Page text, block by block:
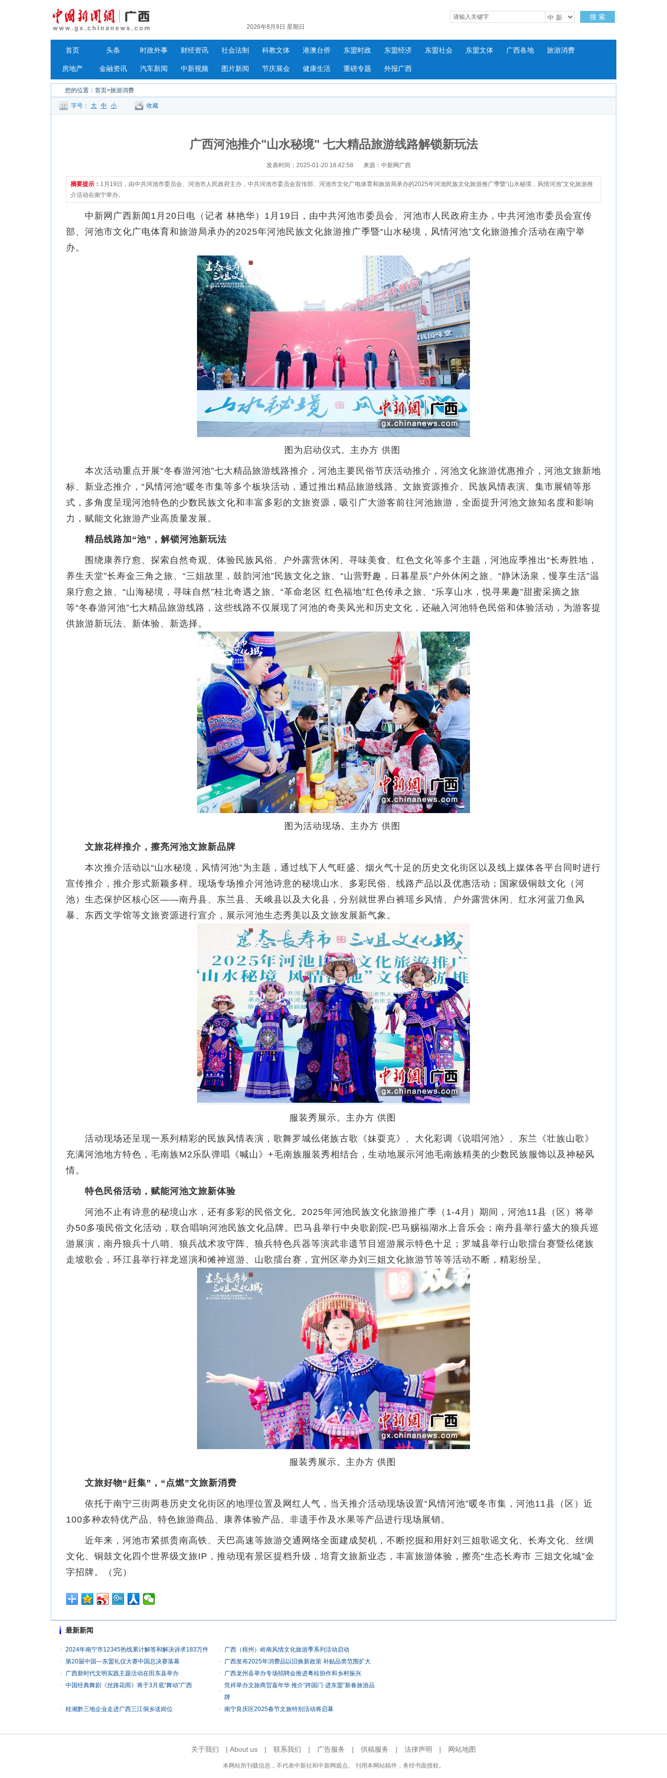
2026年8月9日 星期日
搜 索
首页 头条 时政外事 财经资讯 社会法制 科教文体 港澳台侨 东盟时政 东盟经济 东盟社会 东盟文体 广西各地 旅游消费
房地产 金融资讯 汽车新闻 中新视频 图片新闻 节庆展会 健康生活 重磅专题 外报广西
您的位置： 首页>旅游消费
字号： 大 中 小 收藏
广西河池推介"山水秘境" 七大精品旅游线路解锁新玩法
发表时间：2025-01-20 18:42:58 来源：中新网广西
摘要提示： 1月19日，由中共河池市委员会、河池市人民政府主办，中共河池市委员会宣传部、河池市文化广电体育和旅游局承办的2025年河池民族文化旅游推广季暨“山水秘境，风情河池”文化旅游推
介活动在南宁举办。
中新网广西新闻1月20日电（记者 林艳华）1月19日，由中共河池市委员会、河池市人民政府主办，中共河池市委员会宣传
部、河池市文化广电体育和旅游局承办的2025年河池民族文化旅游推广季暨“山水秘境，风情河池”文化旅游推介活动在南宁举
办。
图为启动仪式。主办方 供图
本次活动重点开展“冬春游河池”七大精品旅游线路推介，河池主要民俗节庆活动推介，河池文化旅游优惠推介，河池文旅新地
标、新业态推介，“风情河池”暖冬市集等多个板块活动，通过推出精品旅游线路、文旅资源推介、民族风情表演、集市展销等形
式，多角度呈现河池特色的少数民族文化和丰富多彩的文旅资源，吸引广大游客前往河池旅游，全面提升河池文旅知名度和影响
力，赋能文化旅游产业高质量发展。
精品线路加“池”，解锁河池新玩法
围绕康养疗愈、探索自然奇观、体验民族风俗、户外露营休闲、寻味美食、红色文化等多个主题，河池应季推出“长寿胜地，
养生天堂”长寿金三角之旅、“三姐故里，鼓韵河池”民族文化之旅、“山营野趣，日暮星辰”户外休闲之旅、“静沐汤泉，慢享生活”温
泉疗愈之旅、“山海秘境，寻味自然”桂北奇遇之旅、“革命老区 红色福地”红色传承之旅、“乐享山水，悦寻果趣”甜蜜采摘之旅
等“冬春游河池”七大精品旅游线路，这些线路不仅展现了河池的奇美风光和历史文化，还融入河池特色民俗和体验活动，为游客提
供旅游新玩法、新体验、新选择。
图为活动现场。主办方 供图
文旅花样推介，擦亮河池文旅新品牌
本次推介活动以“山水秘境，风情河池”为主题，通过线下人气旺盛、烟火气十足的历史文化街区以及线上媒体各平台同时进行
宣传推介，推介形式新颖多样。现场专场推介河池诗意的秘境山水、多彩民俗、线路产品以及优惠活动；国家级铜鼓文化（河
池）生态保护区核心区——南丹县、东兰县、天峨县以及大化县，分别就世界白裤瑶乡风情、户外露营休闲、红水河蓝刀鱼风
暴、东西文学馆等文旅资源进行宣介，展示河池生态秀美以及文旅发展新气象。
服装秀展示。主办方 供图
活动现场还呈现一系列精彩的民族风情表演，歌舞罗城仫佬族古歌《妹耍克》、大化彩调《说唱河池》、东兰《壮族山歌》
充满河池地方特色，毛南族M2乐队弹唱《喊山》+毛南族服装秀相结合，生动地展示河池毛南族精美的少数民族服饰以及神秘风
情。
特色民俗活动，赋能河池文旅新体验
河池不止有诗意的秘境山水，还有多彩的民俗文化。2025年河池民族文化旅游推广季（1-4月）期间，河池11县（区）将举
办50多项民俗文化活动，联合唱响河池民族文化品牌。巴马县举行中央歌剧院-巴马赐福湖水上音乐会；南丹县举行盛大的狼兵巡
游展演，南丹狼兵十八哨、狼兵战术攻守阵、狼兵特色兵器等演武非遗节目巡游展示特色十足；罗城县举行山歌擂台赛暨仫佬族
走坡歌会，环江县举行祥龙巡演和傩神巡游、山歌擂台赛，宜州区举办刘三姐文化旅游节等等活动不断，精彩纷呈。
服装秀展示。主办方 供图
文旅好物“赶集”，“点燃”文旅新消费
依托于南宁三街两巷历史文化街区的地理位置及网红人气，当天推介活动现场设置“风情河池”暖冬市集，河池11县（区）近
100多种农特优产品、特色旅游商品、康养体验产品、非遗手作及水果等产品进行现场展销。
近年来，河池市紧抓贵南高铁、天巴高速等旅游交通网络全面建成契机，不断挖掘和用好刘三姐歌谣文化、长寿文化、丝绸
文化、铜鼓文化四个世界级文旅IP，推动现有景区提档升级，培育文旅新业态，丰富旅游体验，擦亮“生态长寿市 三姐文化城”金
字招牌。（完）
最新新闻
2024年南宁市12345热线累计解答和解决诉求183万件
广西（梧州）岭南风情文化旅游季系列活动启动
第20届中国—东盟礼仪大赛中国总决赛落幕
广西发布2025年消费品以旧换新政策 补贴品类范围扩大
广西新时代文明实践主题活动在田东县举办
广西龙州县举办专场招聘会推进粤桂协作和乡村振兴
中国经典舞剧《丝路花雨》将于3月底“舞动”广西
凭祥举办文旅商贸嘉年华 推介“跨国门·进东盟”新春旅游品
牌
桂湘黔三地企业走进广西三江侗乡送岗位
南宁良庆区2025春节文旅特别活动将启幕
关于我们 | About us | 联系我们 | 广告服务 | 供稿服务 | 法律声明 | 网站地图
本网站所刊载信息，不代表中新社和中新网观点。 刊用本网站稿件，务经书面授权。